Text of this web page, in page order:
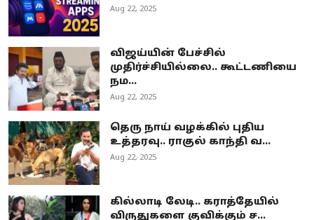
Aug 22, 2025
விஜய்யின் பேச்சில்
முதிர்ச்சியில்லை.. கூட்டணியை
நம...
Aug 22, 2025
தெரு நாய் வழக்கில் புதிய
உத்தரவு.. ராகுல் காந்தி வ...
Aug 22, 2025
கில்லாடி லேடி.. கராத்தேயில்
விருதுகளை குவிக்கும் ச...